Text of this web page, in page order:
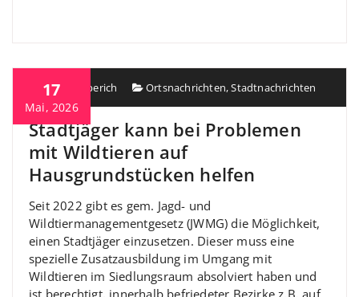
17
Mai, 2026
Heiko Berberich Ortsnachrichten,Stadtnachrichten
Stadtjäger kann bei Problemen
mit Wildtieren auf
Hausgrundstücken helfen
Seit 2022 gibt es gem. Jagd- und
Wildtiermanagementgesetz (JWMG) die Möglichkeit,
einen Stadtjäger einzusetzen. Dieser muss eine
spezielle Zusatzausbildung im Umgang mit
Wildtieren im Siedlungsraum absolviert haben und
ist berechtigt, innerhalb befriedeter Bezirke z.B. auf